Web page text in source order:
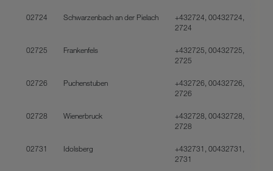
02724 Schwarzenbach an der Pielach
+432724, 00432724,
2724
02725 Frankenfels
+432725, 00432725,
2725
02726 Puchenstuben
+432726, 00432726,
2726
02728 Wienerbruck
+432728, 00432728,
2728
02731 Idolsberg
+432731, 00432731,
2731